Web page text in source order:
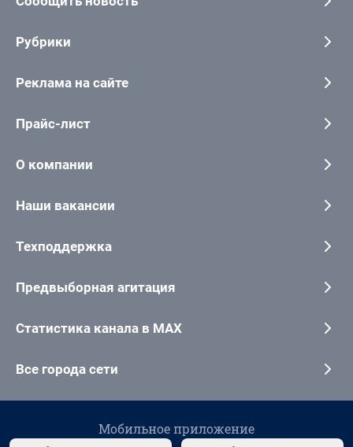
Рубрики
Реклама на сайте
Прайс-лист
О компании
Наши вакансии
Техподдержка
Предвыборная агитация
Статистика канала в MAX
Все города сети
Мобильное приложение